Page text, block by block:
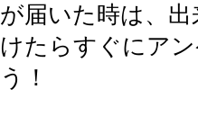
が届いた時は、
けたらすぐにア
う！